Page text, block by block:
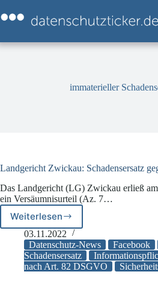
Inhalt
springen
immaterieller
Landgericht Zwickau: Schadensersatz
Das Landgericht (LG) Zwickau erließ
ein Versäumnisurteil (Az. 7…
WeiterlesenLandgericht
Zwickau:
Schadensersatz
gegen
„Meta“
03.11.2022
Datenschutz-News
Facebook
Schadensersatz
nach Art. 82 DSGVO